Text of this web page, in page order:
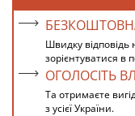
Швидку
зорієнтуватися в
ОГОЛОСІТЬ
Та отримаєте
з усієї України.